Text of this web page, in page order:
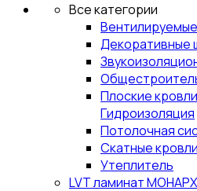
Все категории
Декоративные
Плоские
Гидроизоляция
Потолочная
Скатные кровли
Утеплитель
LVT ламинат